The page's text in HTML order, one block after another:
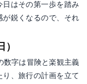
はその第一歩を踏み
が鋭くなるので、それ
数字は冒険と楽観主義
、旅行の計画を立て